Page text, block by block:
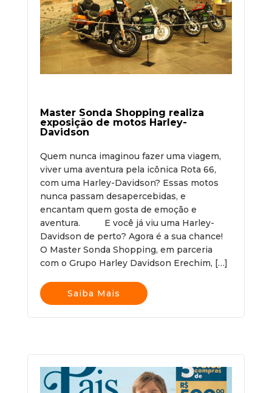
Master Sonda Shopping realiza
exposição de motos Harley-
Davidson
Quem nunca imaginou fazer uma viagem,
viver uma aventura pela icônica Rota 66,
com uma Harley-Davidson? Essas motos
nunca passam desapercebidas, e
encantam quem gosta de emoção e
aventura. E você já viu uma Harley-
Davidson de perto? Agora é a sua chance!
O Master Sonda Shopping, em parceria
com o Grupo Harley Davidson Erechim, […]
Saiba Mais